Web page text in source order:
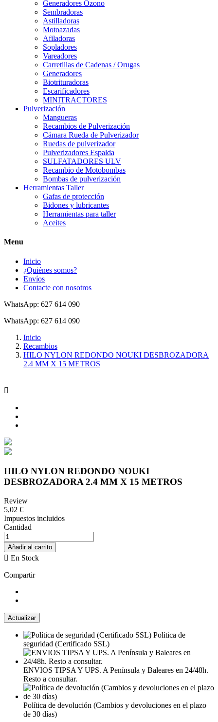
Generadores Ozono
Sembradoras
Astilladoras
Motoazadas
Afiladoras
Sopladores
Vareadores
Carretillas de Cadenas / Orugas
Generadores
Biotrituradoras
Escarificadores
MINITRACTORES
Pulverización
Mangueras
Recambios de Pulverización
Cámara Rueda de Pulverizador
Ruedas de pulverizador
Pulverizadores Espalda
SULFATADORES ULV
Recambio de Motobombas
Bombas de pulverización
Herramientas Taller
Gafas de protección
Bidones y lubricantes
Herramientas para taller
Aceites
Menu
Inicio
¿Quiénes somos?
Envíos
Contacte con nosotros
WhatsApp: 627 614 090
WhatsApp: 627 614 090
Inicio
Recambios
HILO NYLON REDONDO NOUKI DESBROZADORA
2.4 MM X 15 METROS

HILO NYLON REDONDO NOUKI
DESBROZADORA 2.4 MM X 15 METROS
Review
5,02 €
Impuestos incluidos
Cantidad
Añadir al carrito
 En Stock
Compartir
Política de
seguridad (Certificado SSL)
ENVIOS TIPSA Y UPS. A Península y Baleares en 24/48h.
Resto a consultar.
Política de devolución (Cambios y devoluciones en el plazo
de 30 días)